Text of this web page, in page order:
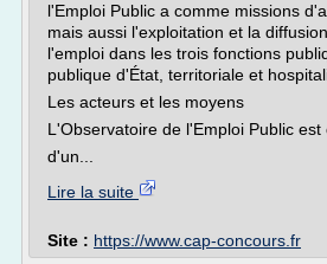
l'Emploi Public a comme missions
mais aussi l'exploitation et la
l'emploi dans les trois fonctions
publique d'État, territoriale et
Les acteurs et les moyens
L'Observatoire de l'Emploi Public est
d'un...
Lire la suite
Site : https://www.cap-concours.fr